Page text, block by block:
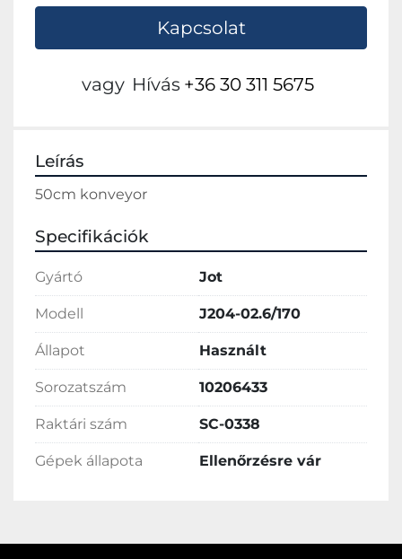
Kapcsolat
vagy Hívás +36 30 311 5675
Leírás
50cm konveyor
Specifikációk
Gyártó Jot
Modell J204-02.6/170
Állapot Használt
Sorozatszám 10206433
Raktári szám SC-0338
Gépek állapota Ellenőrzésre vár